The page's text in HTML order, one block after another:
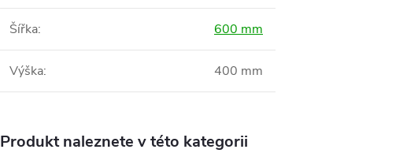
Šířka: 600 mm
Výška: 400 mm
Produkt naleznete v této kategorii